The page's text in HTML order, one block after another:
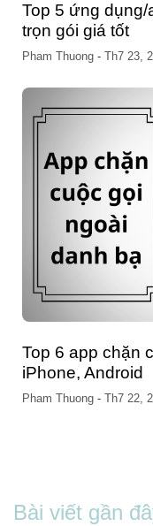
Top 5 ứng
trọn gói giá tốt
Pham Thuong - Th7 23,
Top 6 app chặn
iPhone, Android
Pham Thuong - Th7 22,
Bài viết gần